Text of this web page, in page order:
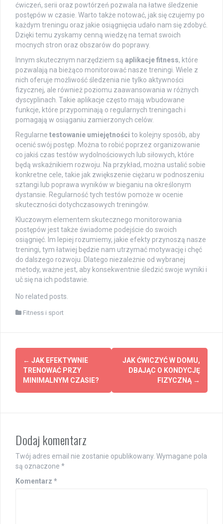
ćwiczeń, serii oraz powtórzeń pozwala na łatwe śledzenie
postępów w czasie. Warto także notować, jak się czujemy po
każdym treningu oraz jakie osiągnięcia udało nam się zdobyć.
Dzięki temu zyskamy cenną wiedzę na temat swoich
mocnych stron oraz obszarów do poprawy.
Innym skutecznym narzędziem są aplikacje fitness, które
pozwalają na bieżąco monitorować nasze treningi. Wiele z
nich oferuje możliwość śledzenia nie tylko aktywności
fizycznej, ale również poziomu zaawansowania w różnych
dyscyplinach. Takie aplikacje często mają wbudowane
funkcje, które przypominają o regularnych treningach i
pomagają w osiąganiu zamierzonych celów.
Regularne testowanie umiejętności to kolejny sposób, aby
ocenić swój postęp. Można to robić poprzez organizowanie
co jakiś czas testów wydolnościowych lub siłowych, które
będą wskaźnikiem rozwoju. Na przykład, można ustalić sobie
konkretne cele, takie jak zwiększenie ciężaru w podnoszeniu
sztangi lub poprawa wyników w bieganiu na określonym
dystansie. Regularność tych testów pomoże w ocenie
skuteczności dotychczasowych treningów.
Kluczowym elementem skutecznego monitorowania
postępów jest także świadome podejście do swoich
osiągnięć. Im lepiej rozumiemy, jakie efekty przynoszą nasze
treningi, tym łatwiej będzie nam utrzymać motywację i chęć
do dalszego rozwoju. Dlatego niezależnie od wybranej
metody, ważne jest, aby konsekwentnie śledzić swoje wyniki i
uč się na ich podstawie.
No related posts.
Fitness i sport
Post
navigation
← JAK EFEKTYWNIE
TRENOWAĆ PRZY
MINIMALNYM CZASIE?
JAK ĆWICZYĆ W DOMU,
DBAJĄC O KONDYCJĘ
FIZYCZNĄ →
Dodaj komentarz
Twój adres email nie zostanie opublikowany. Wymagane pola
są oznaczone *
Komentarz *